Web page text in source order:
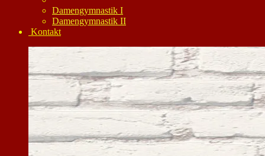
Damengymnastik I
Damengymnastik II
Kontakt